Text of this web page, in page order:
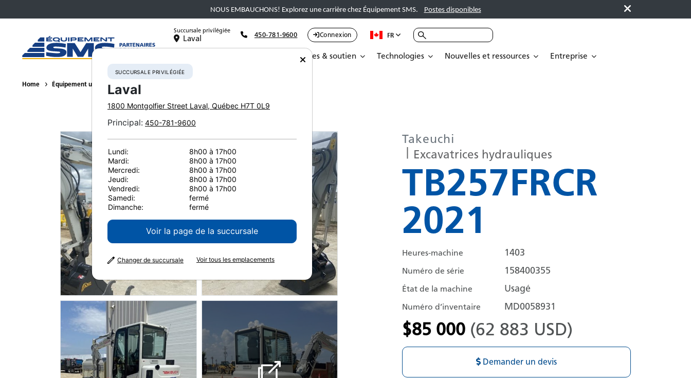
NOUS EMBAUCHONS! Explorez une carrière chez Équipement SMS. Postes disponibles
Succursale privilégiée
Laval 450-781-9600 Connexion FR
Services & soutien Technologies Nouvelles et ressources Entreprise
Home Équipement usagé Excavatrices hydrauliques
Takeuchi
Excavatrices hydrauliques
TB257FRCR
2021
Heures-machine 1403
Numéro de série 158400355
État de la machine Usagé
Numéro d’inventaire MD0058931
$85 000 (62 883 USD)
Demander un devis
SUCCURSALE PRIVILÉGIÉE
Laval
1800 Montgolfier Street Laval, Québec H7T 0L9
Principal: 450-781-9600
Lundi:
8h00 à 17h00
Mardi:
8h00 à 17h00
Mercredi:
8h00 à 17h00
Jeudi:
8h00 à 17h00
Vendredi:
8h00 à 17h00
Samedi:
fermé
Dimanche:
fermé
Voir la page de la succursale
Changer de succursale Voir tous les emplacements